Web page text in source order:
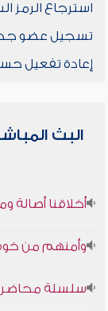
استرجاع الرمز
تسجيل عضو
إعادة تفعيل
البث
أخلاقنا أصالة
وأمنهم من
سلسلة محاضرات